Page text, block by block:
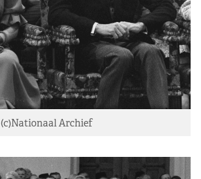
(c)Nationaal Archief